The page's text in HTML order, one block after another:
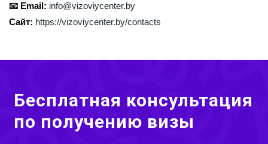
📧 Email: info@vizoviycenter.by
Сайт: https://vizoviycenter.by/contacts
Бесплатная консультация
по получению визы